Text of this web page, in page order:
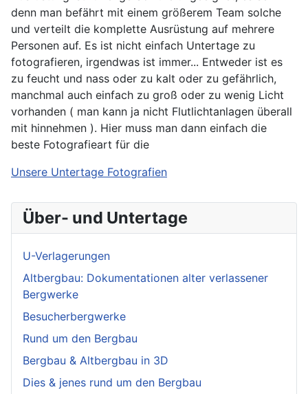
denn man befährt mit einem größerem Team solche
und verteilt die komplette Ausrüstung auf mehrere
Personen auf. Es ist nicht einfach Untertage zu
fotografieren, irgendwas ist immer... Entweder ist es
zu feucht und nass oder zu kalt oder zu gefährlich,
manchmal auch einfach zu groß oder zu wenig Licht
vorhanden ( man kann ja nicht Flutlichtanlagen überall
mit hinnehmen ). Hier muss man dann einfach die
beste Fotografieart für die
Unsere Untertage Fotografien
Über- und Untertage
U-Verlagerungen
Altbergbau: Dokumentationen alter verlassener
Bergwerke
Besucherbergwerke
Rund um den Bergbau
Bergbau & Altbergbau in 3D
Dies & jenes rund um den Bergbau